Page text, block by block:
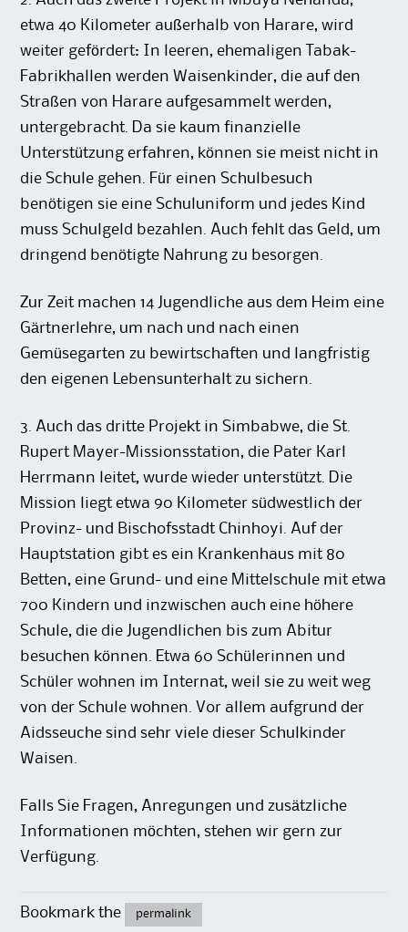
etwa 40 Kilometer außerhalb von Harare, wird
weiter gefördert: In leeren, ehemaligen Tabak-
Fabrikhallen werden Waisenkinder, die auf den
Straßen von Harare aufgesammelt werden,
untergebracht. Da sie kaum finanzielle
Unterstützung erfahren, können sie meist nicht in
die Schule gehen. Für einen Schulbesuch
benötigen sie eine Schuluniform und jedes Kind
muss Schulgeld bezahlen. Auch fehlt das Geld, um
dringend benötigte Nahrung zu besorgen.
Zur Zeit machen 14 Jugendliche aus dem Heim eine
Gärtnerlehre, um nach und nach einen
Gemüsegarten zu bewirtschaften und langfristig
den eigenen Lebensunterhalt zu sichern.
3. Auch das dritte Projekt in Simbabwe, die St.
Rupert Mayer-Missionsstation, die Pater Karl
Herrmann leitet, wurde wieder unterstützt. Die
Mission liegt etwa 90 Kilometer südwestlich der
Provinz- und Bischofsstadt Chinhoyi. Auf der
Hauptstation gibt es ein Krankenhaus mit 80
Betten, eine Grund- und eine Mittelschule mit etwa
700 Kindern und inzwischen auch eine höhere
Schule, die die Jugendlichen bis zum Abitur
besuchen können. Etwa 60 Schülerinnen und
Schüler wohnen im Internat, weil sie zu weit weg
von der Schule wohnen. Vor allem aufgrund der
Aidsseuche sind sehr viele dieser Schulkinder
Waisen.
Falls Sie Fragen, Anregungen und zusätzliche
Informationen möchten, stehen wir gern zur
Verfügung.
Bookmark the permalink